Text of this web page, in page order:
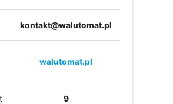
kontakt@walutomat.pl
walutomat.pl
9